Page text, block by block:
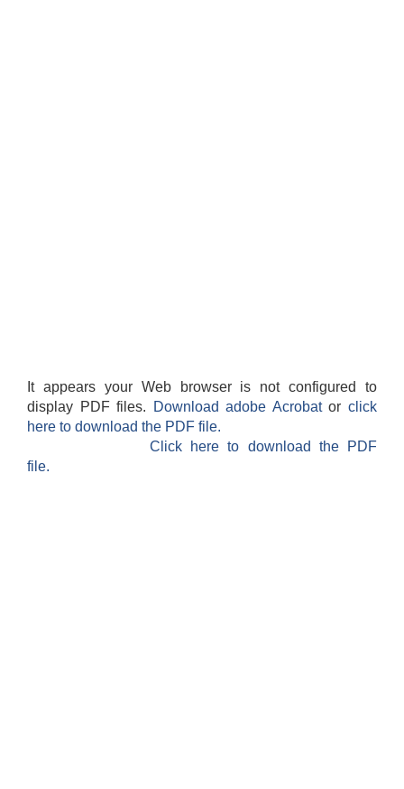
It appears your Web browser is not configured to
display PDF files.
Download adobe Acrobatorclick
here to download the PDF file.
Click here to download the PDF
file.